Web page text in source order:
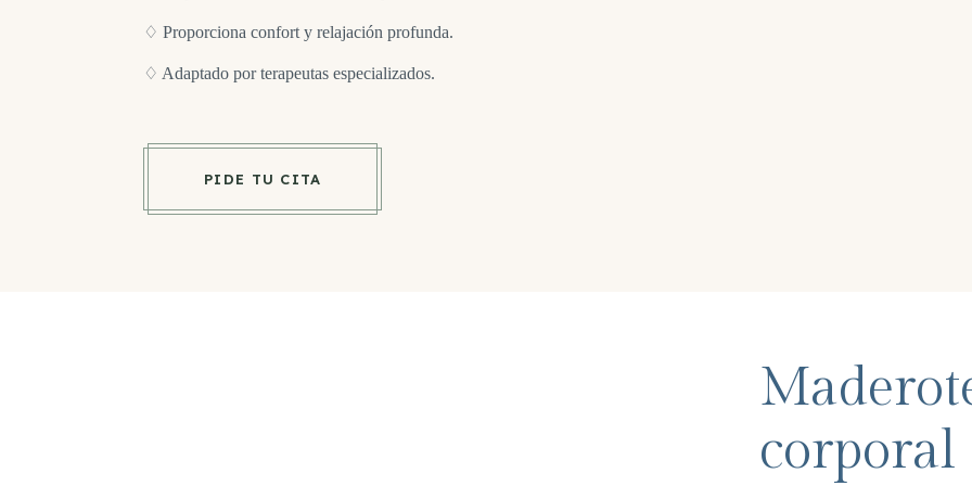
♢ Proporciona confort y relajación profunda.
♢ Adaptado por terapeutas especializados.
PIDE TU CITA
corporal